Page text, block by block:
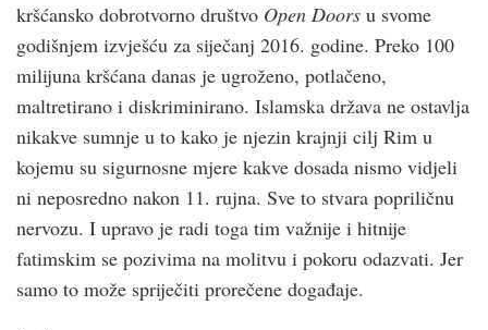
kršćansko dobrotvorno društvo Open Doors u svome
godišnjem izvješću za siječanj 2016. godine. Preko 100
milijuna kršćana danas je ugroženo, potlačeno,
maltretirano i diskriminirano. Islamska država ne ostavlja
nikakve sumnje u to kako je njezin krajnji cilj Rim u
kojemu su sigurnosne mjere kakve dosada nismo vidjeli
ni neposredno nakon 11. rujna. Sve to stvara popriličnu
nervozu. I upravo je radi toga tim važnije i hitnije
fatimskim se pozivima na molitvu i pokoru odazvati. Jer
samo to može spriječiti prorečene događaje.